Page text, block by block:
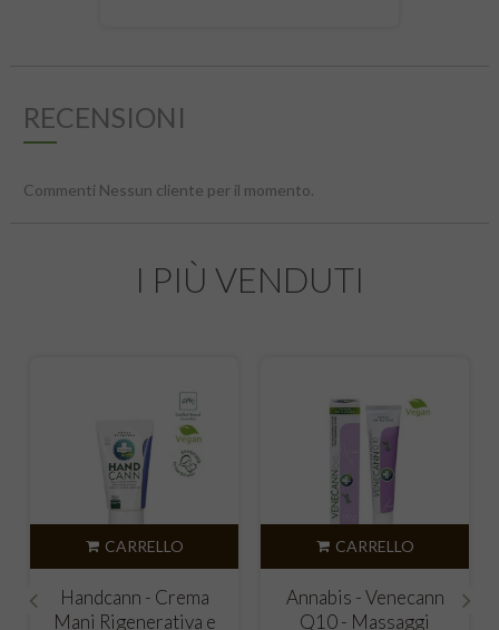
RECENSIONI
Commenti Nessun cliente per il momento.
I PIÙ VENDUTI
CARRELLO
Activecann - Pomata
muscoli, legamenti,
CARRELLO
Activecann
Riscaldante - Pomata